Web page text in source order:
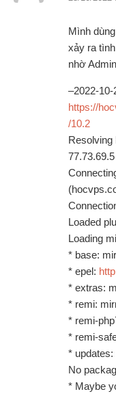
Mình
xảy ra
nhờ
–2022-10-
https://
/10.2
77.73.69.5
Loaded
Loading
* base:
* epel:
* extras:
* remi:
* remi-
* remi-
* updates:
No
* Maybe